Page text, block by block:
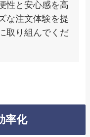
性と安心感を高
な注文体験を提
取り組んでくだ
率化